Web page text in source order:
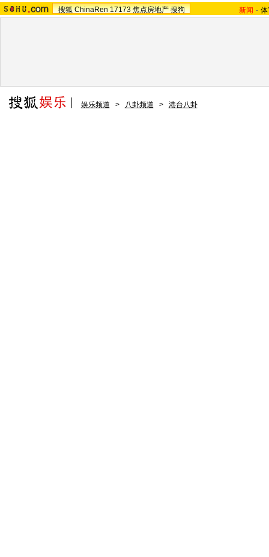
搜狐 ChinaRen 17173 焦点房地产 搜狗 新闻 -
娱乐频道 > 八卦频道 > 港台八卦